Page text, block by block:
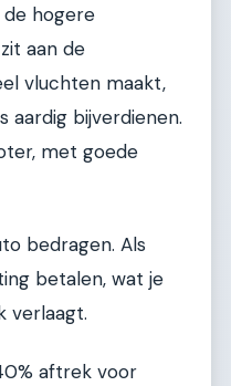
hogere
aan de
vluchten maakt,
aardig bijverdienen.
met goede
bedragen. Als
betalen, wat je
verlaagt.
aftrek voor